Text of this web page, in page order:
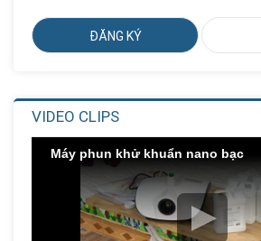
Nhà Chơi Cầu Trượt Kép
Thẳng...
Giá: Liên hệ
Chậu Rửa Inox Công
Giá: Liên hệ
VIDEO CLIPS
Máy phun khử khuẩn nano bạc